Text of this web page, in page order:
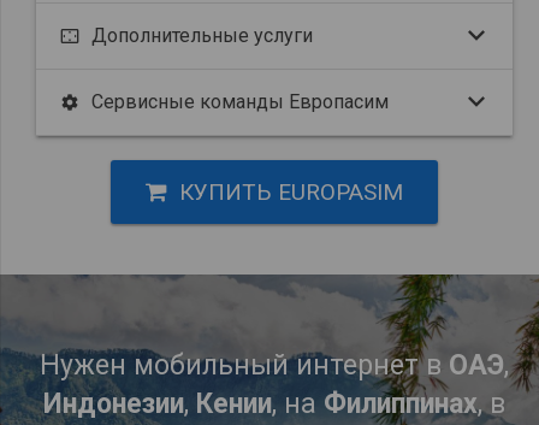
settings_overscan Дополнительные услуги
settings Сервисные команды Европасим
КУПИТЬ EUROPASIM
Нужен мобильный интернет в ОАЭ,
Индонезии, Кении, на Филиппинах, в